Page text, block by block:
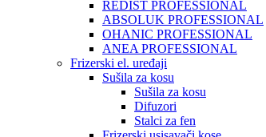
REDIST PROFESSIONAL
ABSOLUK PROFESSIONAL
OHANIC PROFESSIONAL
ANEA PROFESSIONAL
Frizerski el. uređaji
Sušila za kosu
Sušila za kosu
Difuzori
Stalci za fen